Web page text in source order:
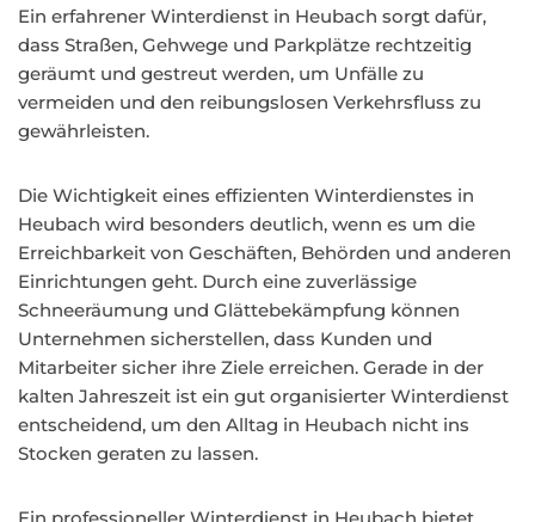
Ein erfahrener Winterdienst in Heubach sorgt dafür,
dass Straßen, Gehwege und Parkplätze rechtzeitig
geräumt und gestreut werden, um Unfälle zu
vermeiden und den reibungslosen Verkehrsfluss zu
gewährleisten.
Die Wichtigkeit eines effizienten Winterdienstes in
Heubach wird besonders deutlich, wenn es um die
Erreichbarkeit von Geschäften, Behörden und anderen
Einrichtungen geht. Durch eine zuverlässige
Schneeräumung und Glättebekämpfung können
Unternehmen sicherstellen, dass Kunden und
Mitarbeiter sicher ihre Ziele erreichen. Gerade in der
kalten Jahreszeit ist ein gut organisierter Winterdienst
entscheidend, um den Alltag in Heubach nicht ins
Stocken geraten zu lassen.